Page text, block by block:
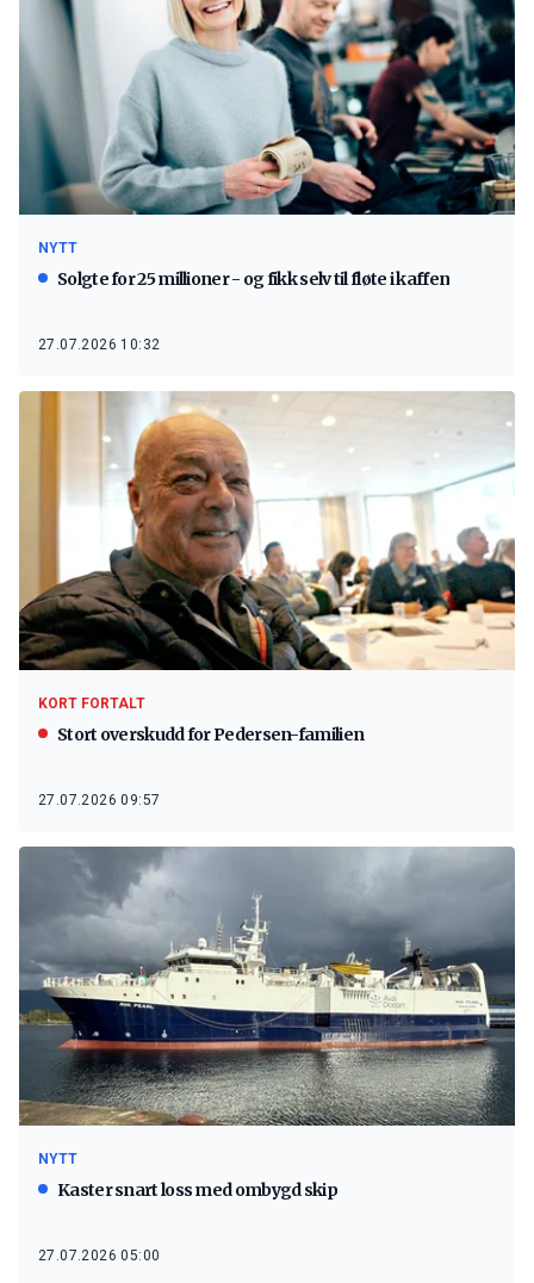
NYTT
Solgte for 25 millioner - og fikk selv til fløte i kaffen
27.07.2026 10:32
KORT FORTALT
Stort overskudd for Pedersen-familien
27.07.2026 09:57
NYTT
Kaster snart loss med ombygd skip
27.07.2026 05:00